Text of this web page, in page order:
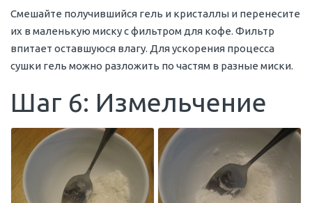
Смешайте получившийся гель и кристаллы и перенесите
их в маленькую миску с фильтром для кофе. Фильтр
впитает оставшуюся влагу. Для ускорения процесса
сушки гель можно разложить по частям в разные миски.
Шаг 6: Измельчение